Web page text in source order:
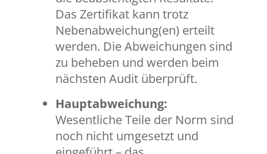
Das Zertifikat kann trotz
Nebenabweichung(en) erteilt
werden. Die Abweichungen sind
zu beheben und werden beim
nächsten Audit überprüft.
Hauptabweichung:
Wesentliche Teile der Norm sind
noch nicht umgesetzt und